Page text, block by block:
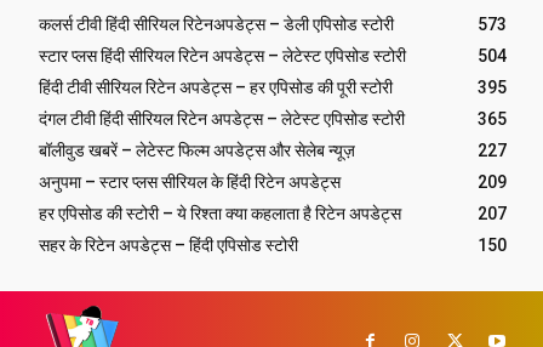
कलर्स टीवी हिंदी सीरियल रिटेनअपडेट्स – डेली एपिसोड स्टोरी
573
स्टार प्लस हिंदी सीरियल रिटेन अपडेट्स – लेटेस्ट एपिसोड स्टोरी
504
हिंदी टीवी सीरियल रिटेन अपडेट्स – हर एपिसोड की पूरी स्टोरी
395
दंगल टीवी हिंदी सीरियल रिटेन अपडेट्स – लेटेस्ट एपिसोड स्टोरी
365
बॉलीवुड खबरें – लेटेस्ट फिल्म अपडेट्स और सेलेब न्यूज़
227
अनुपमा – स्टार प्लस सीरियल के हिंदी रिटेन अपडेट्स
209
हर एपिसोड की स्टोरी – ये रिश्ता क्या कहलाता है रिटेन अपडेट्स
207
सहर के रिटेन अपडेट्स – हिंदी एपिसोड स्टोरी
150